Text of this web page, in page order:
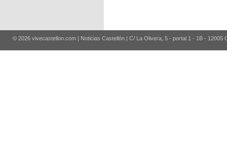
© 2026 vivecastellon.com | Noticias Castellón | C/ La Olivera, 5 - portal 1 - 1B - 12005